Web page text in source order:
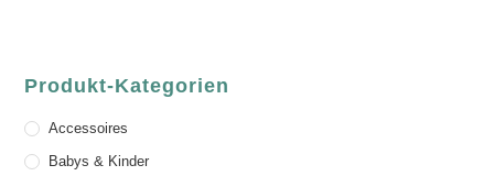
Produkt-Kategorien
Accessoires
Babys & Kinder